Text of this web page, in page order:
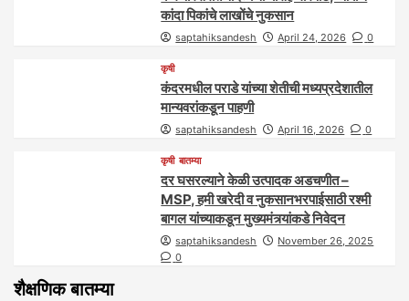
कांदा पिकांचे लाखोंचे नुकसान
saptahiksandesh April 24, 2026 0
कृषी
कंदरमधील पराडे यांच्या शेतीची मध्यप्रदेशातील
मान्यवरांकडून पाहणी
saptahiksandesh April 16, 2026 0
कृषी बातम्या
दर घसरल्याने केळी उत्पादक अडचणीत –
MSP, हमी खरेदी व नुकसानभरपाईसाठी रश्मी
बागल यांच्याकडून मुख्यमंत्र्यांकडे निवेदन
saptahiksandesh
November 26, 2025
0
शैक्षणिक बातम्या